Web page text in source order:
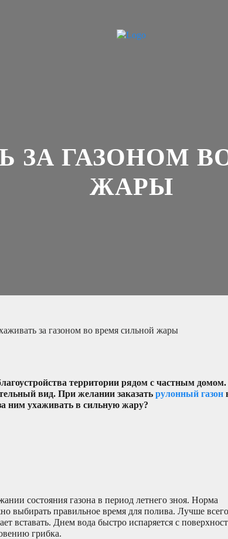
ЗА ГАЗОНОМ
ЖАРЫ
за газоном во время сильной жары
территории рядом с частным домом.
вид. При желании заказать рулонный газон
ним ухаживать в сильную жару?
состояния газона в период летнего зноя. Норма
выбирать правильное время для полива. Лучше всего
вставать. Днем вода быстро испаряется с
грибка.